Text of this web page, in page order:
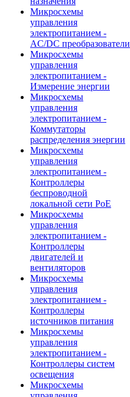
Микросхемы
управления
электропитанием -
AC/DC преобразователи
Микросхемы
управления
электропитанием -
Измерение энергии
Микросхемы
управления
электропитанием -
Коммутаторы
распределения энергии
Микросхемы
управления
электропитанием -
Контроллеры
беспроводной
локальной сети PoE
Микросхемы
управления
электропитанием -
Контроллеры
двигателей и
вентиляторов
Микросхемы
управления
электропитанием -
Контроллеры
источников питания
Микросхемы
управления
электропитанием -
Контроллеры систем
освещения
Микросхемы